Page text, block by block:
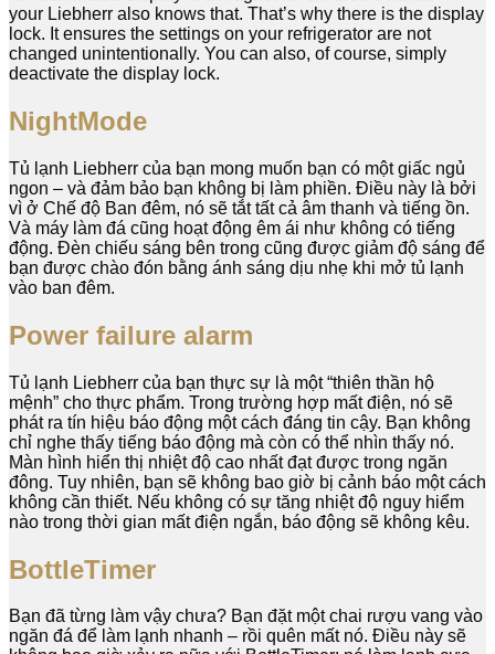
your Liebherr also knows that. That’s why there is the display
lock. It ensures the settings on your refrigerator are not
changed unintentionally. You can also, of course, simply
deactivate the display lock.
NightMode
Tủ lạnh Liebherr của bạn mong muốn bạn có một giấc ngủ
ngon – và đảm bảo bạn không bị làm phiền. Điều này là bởi
vì ở Chế độ Ban đêm, nó sẽ tắt tất cả âm thanh và tiếng ồn.
Và máy làm đá cũng hoạt động êm ái như không có tiếng
động. Đèn chiếu sáng bên trong cũng được giảm độ sáng để
bạn được chào đón bằng ánh sáng dịu nhẹ khi mở tủ lạnh
vào ban đêm.
Power failure alarm
Tủ lạnh Liebherr của bạn thực sự là một “thiên thần hộ
mệnh” cho thực phẩm. Trong trường hợp mất điện, nó sẽ
phát ra tín hiệu báo động một cách đáng tin cậy. Bạn không
chỉ nghe thấy tiếng báo động mà còn có thể nhìn thấy nó.
Màn hình hiển thị nhiệt độ cao nhất đạt được trong ngăn
đông. Tuy nhiên, bạn sẽ không bao giờ bị cảnh báo một cách
không cần thiết. Nếu không có sự tăng nhiệt độ nguy hiểm
nào trong thời gian mất điện ngắn, báo động sẽ không kêu.
BottleTimer
Bạn đã từng làm vậy chưa? Bạn đặt một chai rượu vang vào
ngăn đá để làm lạnh nhanh – rồi quên mất nó. Điều này sẽ